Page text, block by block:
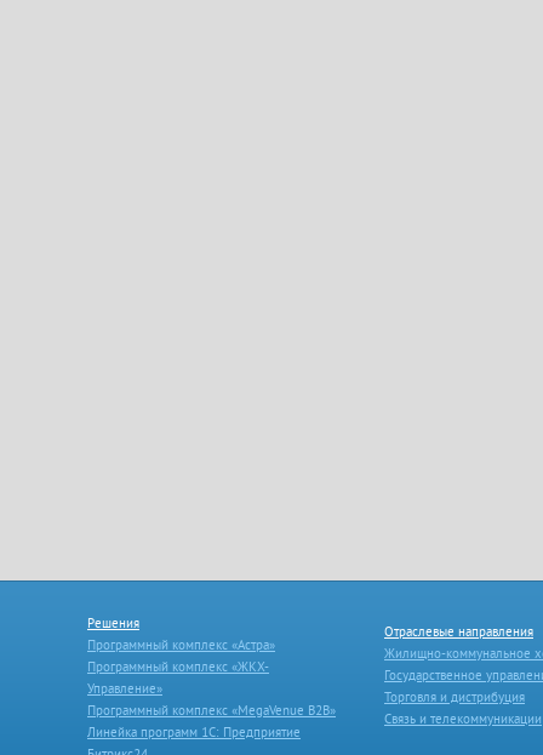
Решения
Программный комплекс «Астра»
Программный комплекс «ЖКХ-
Управление»
Программный комплекс «MegaVenue B2B»
Линейка программ 1С: Предприятие
Отраслевые направления
Жилищно-коммунальное
Государственное
Торговля и дистрибуция
Связь и телекоммуникации